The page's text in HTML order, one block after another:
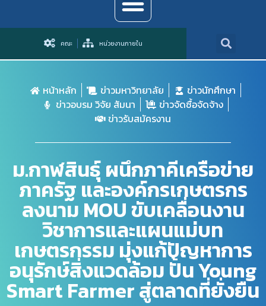
คณะ หน่วยงานภายใน
หน้าหลัก ข่าวมหาวิทยาลัย
ข่าวนักศึกษา
ข่าวอบรม วิจัย สัมนา
ข่าวจัดซื้อจัดจ้าง
ข่าวรับสมัครงาน
ม.กาฬสินธุ์ ผนึกภาคีเครือข่าย
ภาครัฐ และองค์กรเกษตรกร
ลงนาม MOU ขับเคลื่อนงาน
วิชาการและแผนแม่บท
เกษตรกรรม มุ่งแก้ปัญหาการ
อนุรักษ์สิ่งแวดล้อม ปั้น Young
Smart Farmer สู่ตลาดที่ยั่งยืน